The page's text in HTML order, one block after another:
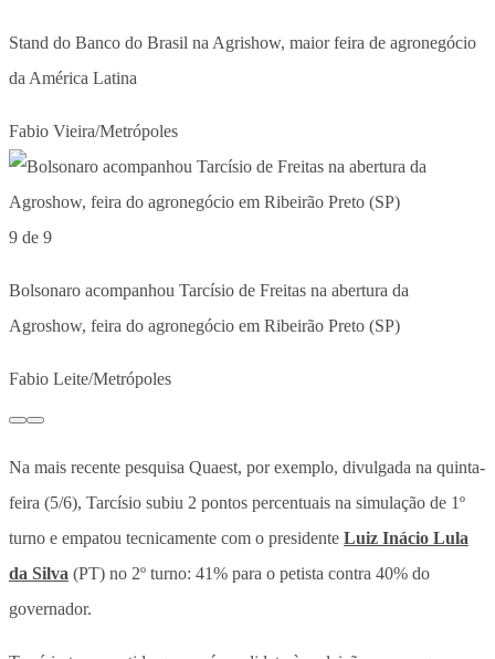
Stand do Banco do Brasil na Agrishow, maior feira de agronegócio
da América Latina
Fabio Vieira/Metrópoles
9 de 9
Bolsonaro acompanhou Tarcísio de Freitas na abertura da
Agroshow, feira do agronegócio em Ribeirão Preto (SP)
Fabio Leite/Metrópoles
Na mais recente pesquisa Quaest, por exemplo, divulgada na quinta-
feira (5/6), Tarcísio subiu 2 pontos percentuais na simulação de 1º
turno e empatou tecnicamente com o presidente Luiz Inácio Lula
da Silva (PT) no 2º turno: 41% para o petista contra 40% do
governador.